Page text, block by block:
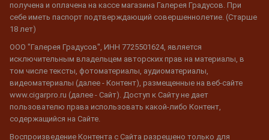
получена и оплачена на кассе магазина Галерея Градусов. При
себе иметь паспорт подтверждающий совершеннолетие. (Старше
18 лет)
ООО "Галерея Градусов", ИНН 7725501624, является
исключительным владельцем авторских прав на материалы, в
том числе тексты, фотоматериалы, аудиоматериалы,
видеоматериалы (далее - Контент), размещенные на веб-сайте
www.cigarpro.ru (далее - Сайт). Доступ к Сайту не дает
пользователю права использовать какой-либо Контент,
содержащийся на Сайте.
Воспроизведение Контента с Сайта разрешено только для